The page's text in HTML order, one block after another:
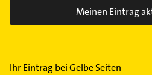
Meinen Eintrag
Ihr Eintrag bei Gelbe Seiten